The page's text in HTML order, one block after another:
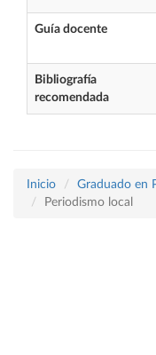
Guía docente
Bibliografía
recomendada
Inicio Graduado en
Periodismo local